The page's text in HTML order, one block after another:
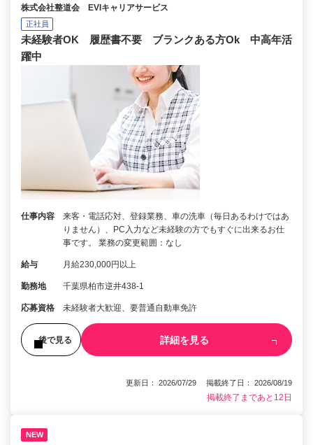
株式会社整道会 EVIキャリアサービス
正社員
未経験者OK 履歴書不要 ブランクある方Ok 中高年活
躍中
仕事内容
来客・電話応対、登録業務、車の洗車（毎日あるわけではあ
りません）、PC入力など未経験の方でもすぐに出来るお仕
事です。 業務の変更範囲：なし
給与 月給230,000円以上
勤務地 千葉県柏市逆井438-1
応募資格 未経験者大歓迎、要普通自動車免許
後で見る 詳細を見る
更新日： 2026/07/29 掲載終了日： 2026/08/19
掲載終了まであと12日
NEW